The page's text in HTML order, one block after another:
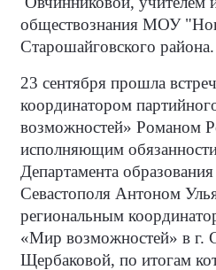
обществознания МОУ
Старошайговского района.
23 сентября прошла
координатором
возможностей» Романом
исполняющим
Департамента
Севастополя Антоном
региональным
«Мир возможностей» в г.
Щербаковой, по итогам